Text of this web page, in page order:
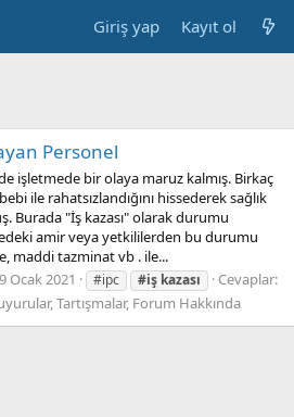
Giriş yap Kayıt ol
Personel
işletmede bir olaya maruz kalmış. Birkaç
ile rahatsızlandığını hissederek sağlık
Burada "İş kazası" olarak durumu
amir veya yetkililerden bu durumu
maddi tazminat vb . ile...
Ocak 2021 #ipc #iş kazası
Cevaplar:
Tartışmalar, Forum Hakkında